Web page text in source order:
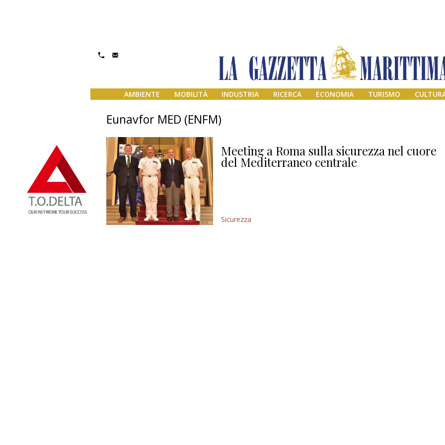
AMBIENTE MOBILITÀ INDUSTRIA RICERCA ECONOMIA TURISMO
Eunavfor MED (ENFM)
Meeting a Roma sulla sicurezza nel cuore
del Mediterraneo centrale
Sicurezza